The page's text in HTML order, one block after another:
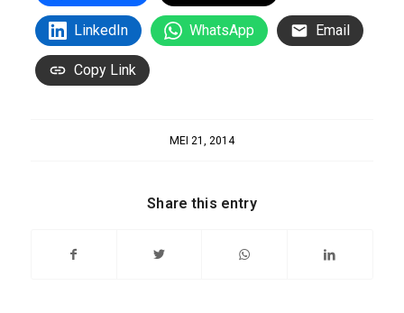
LinkedIn WhatsApp Email
Copy Link
MEI 21, 2014
Share this entry